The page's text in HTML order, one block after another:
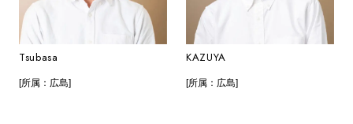
Tsubasa
[所属：広島]
KAZUYA
[所属：広島]